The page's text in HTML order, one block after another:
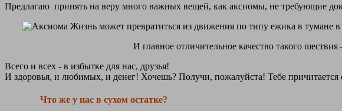
Предлагаю принять на веру много важных вещей, как аксиомы, не требующие
Жизнь может превратиться из движения по типу ежика в тумане в
И главное отличительное качество такого
Всего и всех - в избытке для нас, друзья!
И здоровья, и любимых, и денег! Хочешь? Получи, пожалуйста! Тебе причитается
Что же у нас в сухом остатке?